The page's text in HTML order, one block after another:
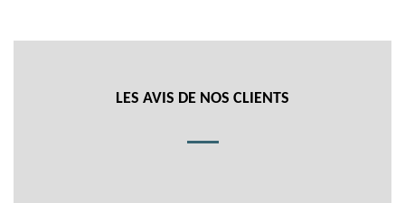
LES AVIS DE NOS CLIENTS